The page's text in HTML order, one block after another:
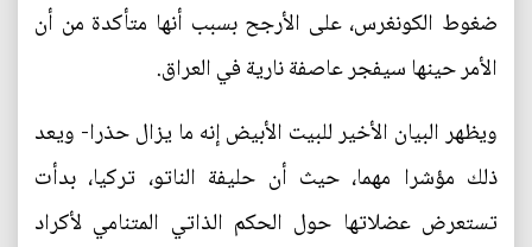
ضغوط الكونغرس، على الأرجح بسبب أنها متأكدة من أن
الأمر حينها سيفجر عاصفة نارية في العراق.
ويظهر البيان الأخير للبيت الأبيض إنه ما يزال حذرا- ويعد
ذلك مؤشرا مهما، حيث أن حليفة الناتو، تركيا، بدأت
تستعرض عضلاتها حول الحكم الذاتي المتنامي لأكراد